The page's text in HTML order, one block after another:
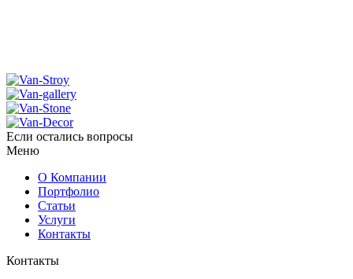
Если остались вопросы
Меню
О Компании
Портфолио
Статьи
Услуги
Контакты
Контакты